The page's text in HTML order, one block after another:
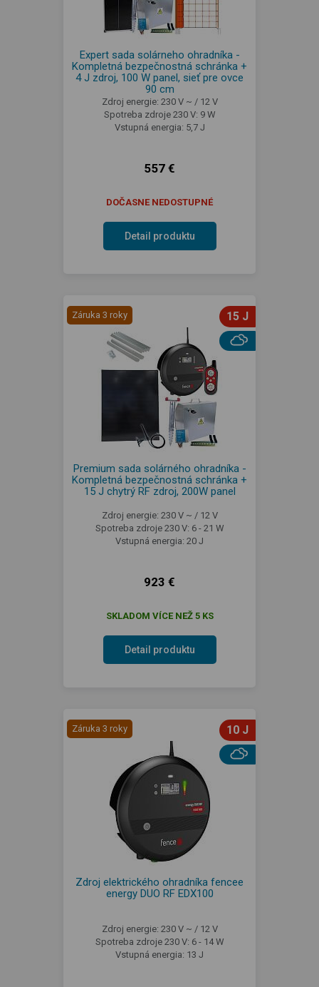
Expert sada solárneho ohradníka -
Kompletná bezpečnostná schránka +
4 J zdroj, 100 W panel, sieť pre ovce
90 cm
Zdroj energie: 230 V ~ / 12 V
Spotreba zdroje 230 V: 9 W
Vstupná energia: 5,7 J
557 €
DOČASNE NEDOSTUPNÉ
Detail produktu
Záruka 3 roky 15 J
Premium sada solárného ohradníka -
Kompletná bezpečnostná schránka +
15 J chytrý RF zdroj, 200W panel
Zdroj energie: 230 V ~ / 12 V
Spotreba zdroje 230 V: 6 - 21 W
Vstupná energia: 20 J
923 €
SKLADOM VÍCE NEŽ 5 KS
Detail produktu
Záruka 3 roky 10 J
Zdroj elektrického ohradníka fencee
energy DUO RF EDX100
Zdroj energie: 230 V ~ / 12 V
Spotreba zdroje 230 V: 6 - 14 W
Vstupná energia: 13 J